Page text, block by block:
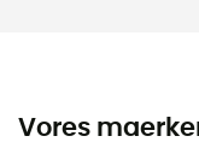
Vores